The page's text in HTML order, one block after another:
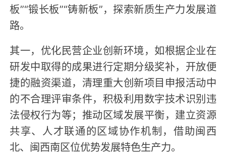
板”“锻长板”“铸新板”，探索新质生产力发展道
路。
其一，优化民营企业创新环境，如根据企业在
研发中取得的成果进行定期分级奖补，开放便
捷的融资渠道，清理重大创新项目申报活动中
的不合理评审条件，积极利用数字技术识别违
法侵权行为等；推动区域发展平衡，建立资源
共享、人才联通的区域协作机制，借助闽西
北、闽西南区位优势发展特色生产力。